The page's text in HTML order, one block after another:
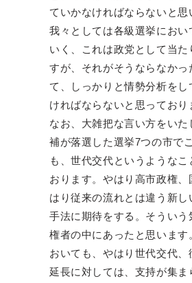
ていかなければならないと思
我々としては各級選挙におい
いく、これは政党として当た
すが、それがそうならなかっ
て、しっかりと情勢分析をし
ければならないと思っており
なお、大雑把な言い方をい
補が落選した選挙7つの市で
も、世代交代というような
おります。やはり高市政権
はり従来の流れとは違う新
手法に期待をする。そうい
権者の中にあったと思います
おいても、やはり世代交代、
延長に対しては、支持が集ま